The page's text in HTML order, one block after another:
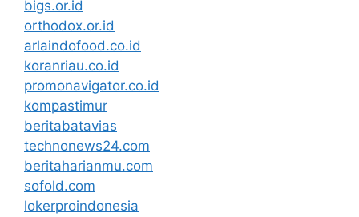
bigs.or.id
orthodox.or.id
arlaindofood.co.id
koranriau.co.id
promonavigator.co.id
kompastimur
beritabatavias
technonews24.com
beritaharianmu.com
sofold.com
lokerproindonesia